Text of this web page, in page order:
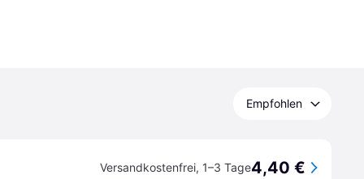
Empfohlen
Versandkostenfrei, 1–3 Tage4,40 €